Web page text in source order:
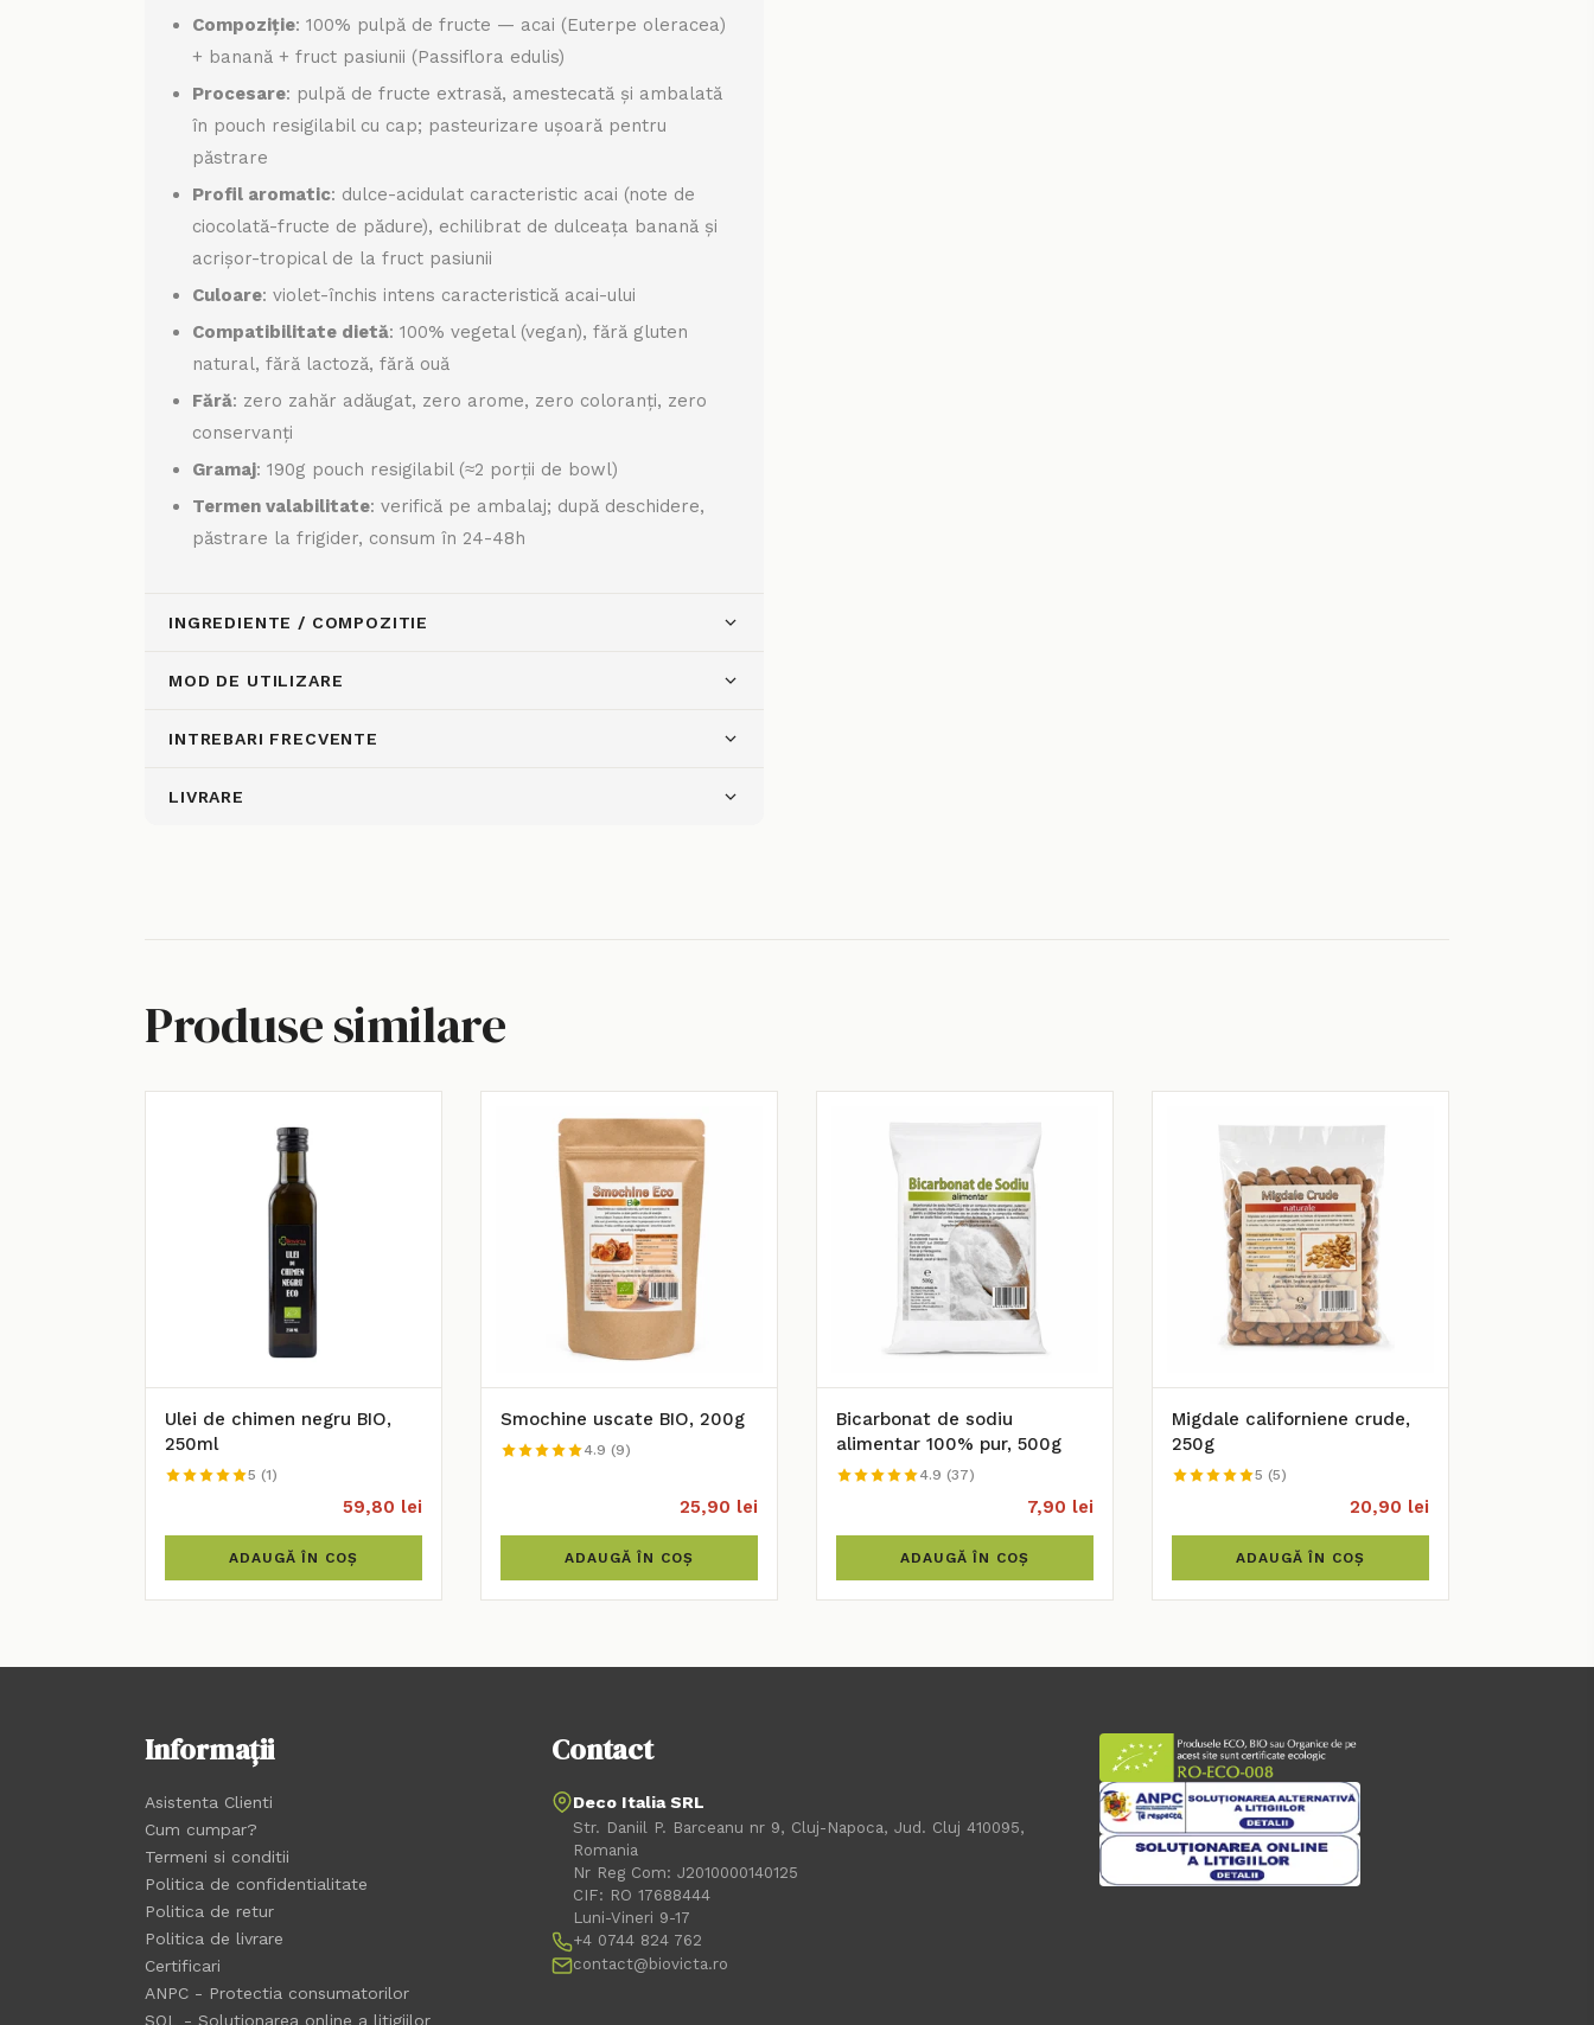
Compoziție: 100% pulpă de fructe — acai (Euterpe oleracea)
+ banană + fruct pasiunii (Passiflora edulis)
Procesare: pulpă de fructe extrasă, amestecată și ambalată
în pouch resigilabil cu cap; pasteurizare ușoară pentru
păstrare
Profil aromatic: dulce-acidulat caracteristic acai (note de
ciocolată-fructe de pădure), echilibrat de dulceața banană și
acrișor-tropical de la fruct pasiunii
Culoare: violet-închis intens caracteristică acai-ului
Compatibilitate dietă: 100% vegetal (vegan), fără gluten
natural, fără lactoză, fără ouă
Fără: zero zahăr adăugat, zero arome, zero coloranți, zero
conservanți
Gramaj: 190g pouch resigilabil (≈2 porții de bowl)
Termen valabilitate: verifică pe ambalaj; după deschidere,
păstrare la frigider, consum în 24-48h
INGREDIENTE / COMPOZITIE
MOD DE UTILIZARE
INTREBARI FRECVENTE
LIVRARE
Produse similare
Ulei de chimen negru BIO,
250ml
5 (1)
59,80 lei
ADAUGĂ ÎN COȘ
Smochine uscate BIO, 200g
4.9 (9)
25,90 lei
ADAUGĂ ÎN COȘ
Bicarbonat de sodiu
alimentar 100% pur, 500g
4.9 (37)
7,90 lei
ADAUGĂ ÎN COȘ
Migdale californiene crude,
250g
5 (5)
20,90 lei
ADAUGĂ ÎN COȘ
Informații
Asistenta Clienti
Cum cumpar?
Termeni si conditii
Politica de confidentialitate
Politica de retur
Politica de livrare
Certificari
ANPC - Protectia consumatorilor
SOL - Solutionarea online a litigiilor
Contact
Deco Italia SRL
Str. Daniil P. Barceanu nr 9, Cluj-Napoca, Jud. Cluj 410095,
Romania
Nr Reg Com: J2010000140125
CIF: RO 17688444
Luni-Vineri 9-17
+4 0744 824 762
contact@biovicta.ro